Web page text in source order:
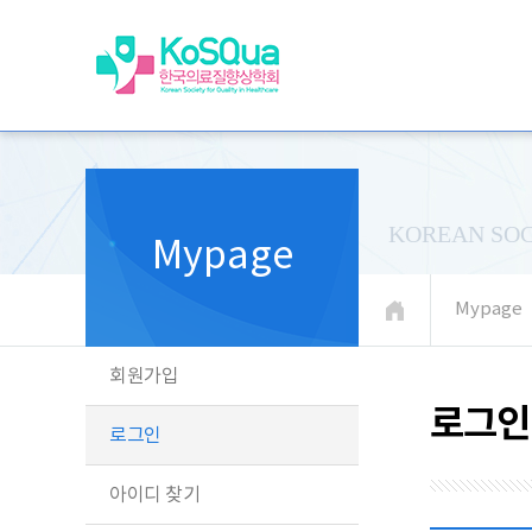
KOREAN
Mypage
Mypage
회원가입
로그인
아이디 찾기
로그인